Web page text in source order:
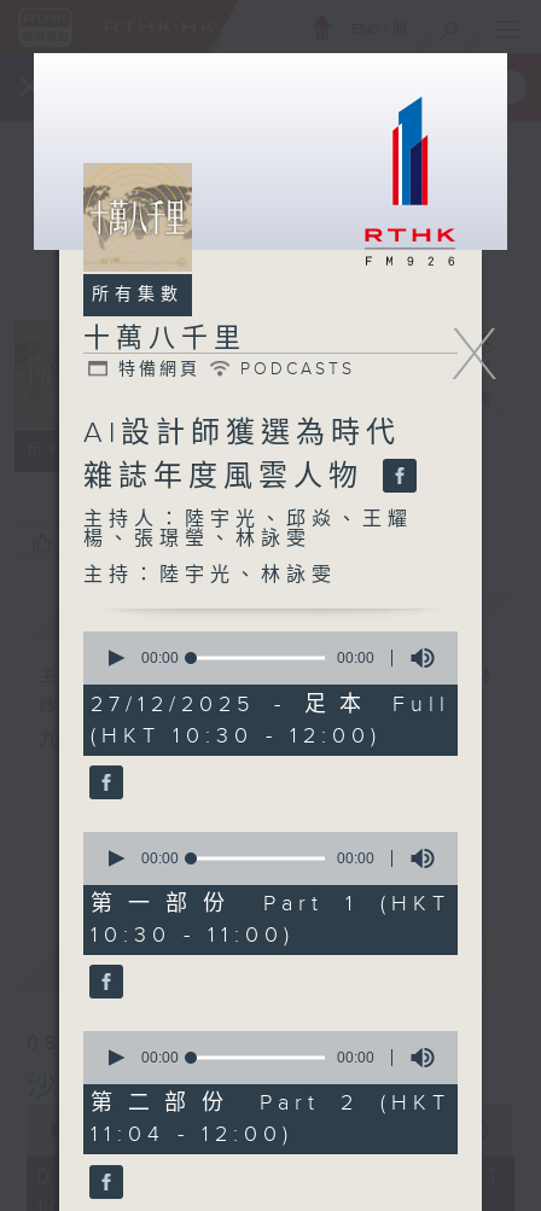
特備網頁 PODCASTS
您喜歡這個節目嗎?
簡介 GIST
九十分鐘走遍世界，每週陪你漫遊《十萬八千里》。
更多...
最新 LATEST
08/08/2026
沙地聯手美國加入中東戰事
seconds
00:00
08/08/2026 - 足本 Full (HKT
X
所有集數
十萬八千里
特備網頁 PODCASTS
AI設計師獲選為時代
雜誌年度風雲人物
主持人：陸宇光、邱焱、王耀
楊、張璟瑩、林詠雯
主持：陸宇光、林詠雯
seconds
0
seconds
00:00 00:00
27/12/2025 - 足本 Full
(HKT 10:30 - 12:00)
seconds
0
seconds
00:00 00:00
第一部份 Part 1 (HKT
10:30 - 11:00)
seconds
0
seconds
00:00 00:00
第二部份 Part 2 (HKT
11:04 - 12:00)